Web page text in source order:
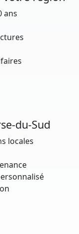
ans
du-Sud
locales